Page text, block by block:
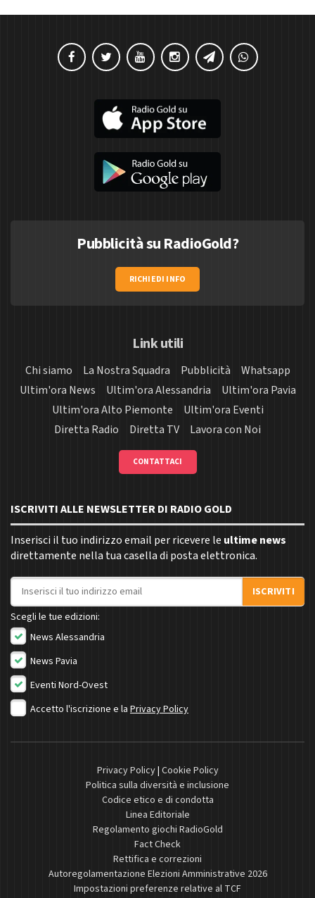
Pubblicità su RadioGold?
RICHIEDI INFO
Link utili
Chi siamo La Nostra Squadra Pubblicità
Whatsapp
Ultim'ora News
Ultim'ora Alessandria
Ultim'ora Pavia
Ultim'ora Alto Piemonte
Ultim'ora Eventi
Diretta Radio
Diretta TV Lavora con Noi
CONTATTACI
ISCRIVITI ALLE NEWSLETTER DI RADIO GOLD
Inserisci il tuo indirizzo email per ricevere le ultime news
direttamente nella tua casella di posta elettronica.
Indirizzo email
ISCRIVITI
Scegli le tue edizioni:
News Alessandria
News Pavia
Eventi Nord-Ovest
Accetto l'iscrizione e la Privacy Policy
Privacy Policy| Cookie Policy
Politica sulla diversità e inclusione
Codice etico e di condotta
Linea Editoriale
Regolamento giochi RadioGold
Fact Check
Rettifica e correzioni
Autoregolamentazione Elezioni Amministrative 2026
Impostazioni preferenze relative al TCF